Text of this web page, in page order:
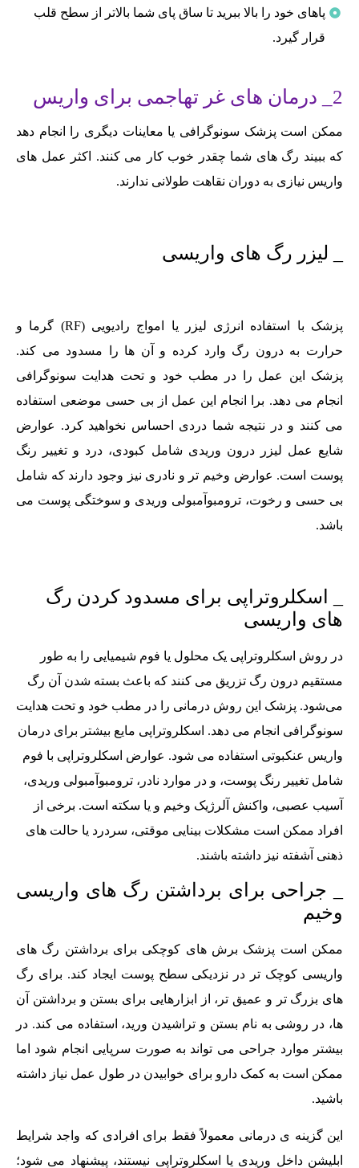
پاهای خود را بالا ببرید تا ساق پای شما بالاتر از سطح قلب
قرار گیرد.
2_ درمان های غر تهاجمی برای واریس
ممکن است پزشک سونوگرافی یا معاینات دیگری را انجام دهد
که ببیند رگ های شما چقدر خوب کار می کنند. اکثر عمل های
واریس نیازی به دوران نقاهت طولانی ندارند.
_ لیزر رگ های واریسی
پزشک با استفاده انرژی لیزر یا امواج رادیویی (RF) گرما و
حرارت به درون رگ وارد کرده و آن ها را مسدود می کند.
پزشک این عمل را در مطب خود و تحت هدایت سونوگرافی
انجام می دهد. برا انجام این عمل از بی حسی موضعی استفاده
می کنند و در نتیجه شما دردی احساس نخواهید کرد. عوارض
شایع عمل لیزر درون وریدی شامل کبودی، درد و تغییر رنگ
پوست است. عوارض وخیم تر و نادری نیز وجود دارند که شامل
بی حسی و رخوت، ترومبوآمبولی وریدی و سوختگی پوست می
باشد.
_ اسکلروتراپی برای مسدود کردن رگ
های واریسی
در روش اسکلروتراپی یک محلول یا فوم شیمیایی را به طور
مستقیم درون رگ تزریق می کنند که باعث بسته شدن آن رگ
می‌شود. پزشک این روش درمانی را در مطب خود و تحت هدایت
سونوگرافی انجام می دهد. اسکلروتراپی مایع بیشتر برای درمان
واریس عنکبوتی استفاده می شود. عوارض اسکلروتراپی با فوم
شامل تغییر رنگ پوست، و در موارد نادر، ترومبوآمبولی وریدی،
آسیب عصبی، واکنش آلرژیک وخیم و یا سکته است. برخی از
افراد ممکن است مشکلات بینایی موقتی، سردرد یا حالت های
ذهنی آشفته نیز داشته باشند.
_ جراحی برای برداشتن رگ های واریسی
وخیم
ممکن است پزشک برش های کوچکی برای برداشتن رگ های
واریسی کوچک تر در نزدیکی سطح پوست ایجاد کند. برای رگ‌
های بزرگ ‌تر و عمیق ‌تر، از ابزارهایی برای بستن و برداشتن آن‌
ها، در روشی به نام بستن و تراشیدن ورید، استفاده می کند. در
بیشتر موارد جراحی می تواند به صورت سرپایی انجام شود اما
ممکن است به کمک دارو برای خوابیدن در طول عمل نیاز داشته
باشید.
این گزینه ی درمانی معمولاً فقط برای افرادی که واجد شرایط
ابلیشن داخل وریدی یا اسکلروتراپی نیستند، پیشنهاد می شود؛